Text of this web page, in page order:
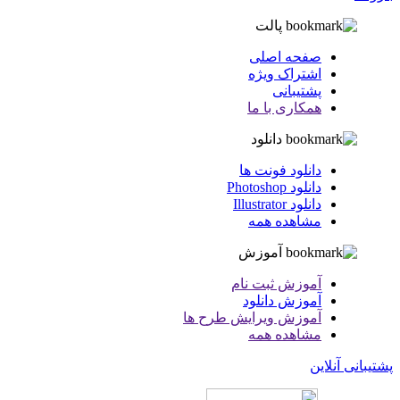
پالت
صفحه اصلی
اشتراک ویژه
پشتیبانی
همکاری با ما
دانلود
دانلود فونت ها
دانلود Photoshop
دانلود Illustrator
مشاهده همه
آموزش
آموزش ثبت نام
آموزش دانلود
آموزش ویرایش طرح ها
مشاهده همه
پشتیبانی آنلاین